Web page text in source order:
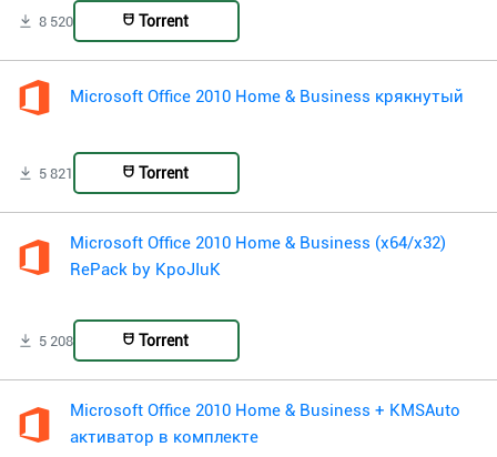
8 520 Torrent
Microsoft Office 2010 Home & Business крякнутый
5 821 Torrent
Microsoft Office 2010 Home & Business (x64/x32)
RePack by KpoJIuK
5 208 Torrent
Microsoft Office 2010 Home & Business + KMSAuto
активатор в комплекте